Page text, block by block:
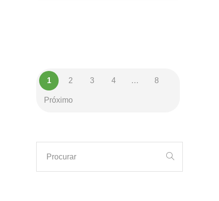
1 2 3 4 … 8
Próximo